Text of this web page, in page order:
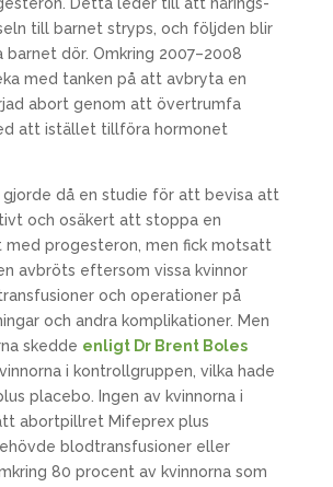
till barnet stryps, och följden blir
dör. Omkring 2007–2008
med tanken på att avbryta en
abort genom att övertrumfa
att istället tillföra hormonet
gjorde då en studie för att bevisa att
och osäkert att stoppa en
med progesteron, men fick motsatt
avbröts eftersom vissa kvinnor
och operationer på
och andra komplikationer. Men
skedde enligt Dr Brent Boles
i kontrollgruppen, vilka hade
placebo. Ingen av kvinnorna i
abortpillret Mifeprex plus
blodtransfusioner eller
80 procent av kvinnorna som